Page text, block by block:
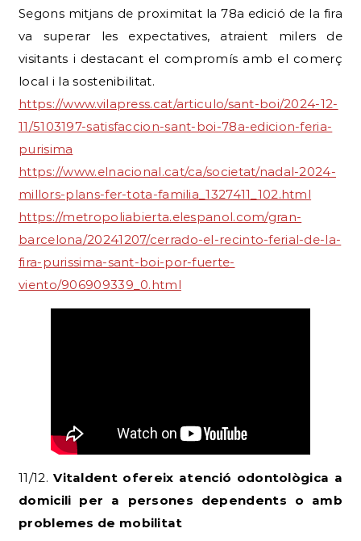
Segons mitjans de proximitat la 78a edició de la fira
va superar les expectatives, atraient milers de
visitants i destacant el compromís amb el comerç
local i la sostenibilitat.
https://www.vilapress.cat/articulo/sant-boi/2024-12-
11/5103197-satisfaccion-sant-boi-78a-edicion-feria-
purisima
https://www.elnacional.cat/ca/societat/nadal-2024-
millors-plans-fer-tota-familia_1327411_102.html
https://metropoliabierta.elespanol.com/gran-
barcelona/20241207/cerrado-el-recinto-ferial-de-la-
fira-purissima-sant-boi-por-fuerte-
viento/906909339_0.html
11/12.Vitaldent ofereix atenció odontològica a
domicili per a persones dependents o amb
problemes de mobilitat